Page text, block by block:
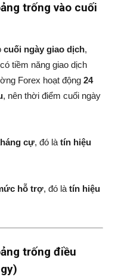
trống vào cuối
cuối ngày giao dịch,
tiềm năng giao dịch
Forex hoạt động 24
, nên thời điểm cuối ngày
cự, đó là tín hiệu
hỗ trợ, đó là tín hiệu
trống điều